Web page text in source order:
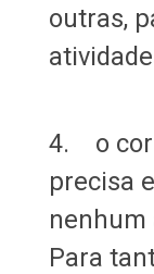
outras,
4. o
precisa
nenhum
Para